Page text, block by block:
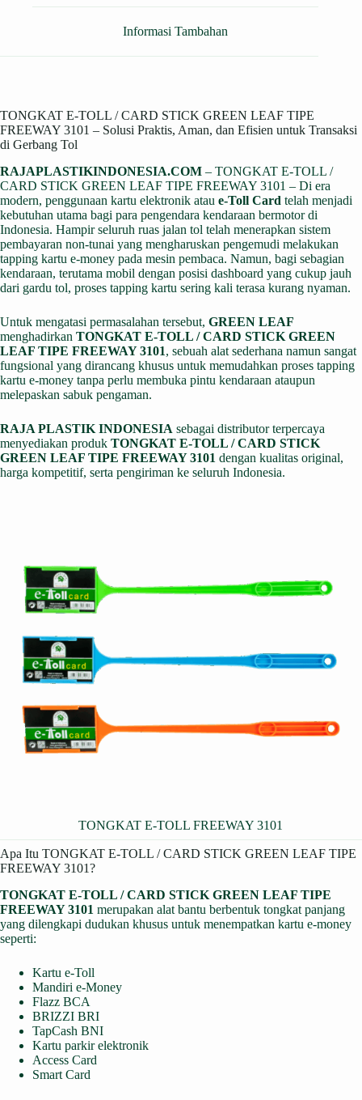
Informasi Tambahan
TONGKAT E-TOLL / CARD STICK GREEN LEAF TIPE
FREEWAY 3101 – Solusi Praktis, Aman, dan Efisien untuk Transaksi
di Gerbang Tol
RAJAPLASTIKINDONESIA.COM – TONGKAT E-TOLL /
CARD STICK GREEN LEAF TIPE FREEWAY 3101 – Di era
modern, penggunaan kartu elektronik atau e-Toll Card telah menjadi
kebutuhan utama bagi para pengendara kendaraan bermotor di
Indonesia. Hampir seluruh ruas jalan tol telah menerapkan sistem
pembayaran non-tunai yang mengharuskan pengemudi melakukan
tapping kartu e-money pada mesin pembaca. Namun, bagi sebagian
kendaraan, terutama mobil dengan posisi dashboard yang cukup jauh
dari gardu tol, proses tapping kartu sering kali terasa kurang nyaman.
Untuk mengatasi permasalahan tersebut, GREEN LEAF
menghadirkan TONGKAT E-TOLL / CARD STICK GREEN
LEAF TIPE FREEWAY 3101, sebuah alat sederhana namun sangat
fungsional yang dirancang khusus untuk memudahkan proses tapping
kartu e-money tanpa perlu membuka pintu kendaraan ataupun
melepaskan sabuk pengaman.
RAJA PLASTIK INDONESIA sebagai distributor terpercaya
menyediakan produk TONGKAT E-TOLL / CARD STICK
GREEN LEAF TIPE FREEWAY 3101 dengan kualitas original,
harga kompetitif, serta pengiriman ke seluruh Indonesia.
TONGKAT E-TOLL FREEWAY 3101
Apa Itu TONGKAT E-TOLL / CARD STICK GREEN LEAF TIPE
FREEWAY 3101?
TONGKAT E-TOLL / CARD STICK GREEN LEAF TIPE
FREEWAY 3101 merupakan alat bantu berbentuk tongkat panjang
yang dilengkapi dudukan khusus untuk menempatkan kartu e-money
seperti:
Kartu e-Toll
Mandiri e-Money
Flazz BCA
BRIZZI BRI
TapCash BNI
Kartu parkir elektronik
Access Card
Smart Card